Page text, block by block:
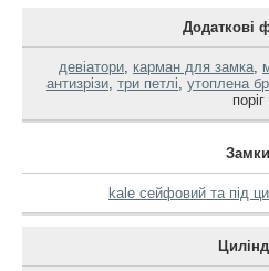
Додаткові
девіатори карман для замка
антизрізи три петлі утоплена
поріг
Замки
kale сейфовий та під